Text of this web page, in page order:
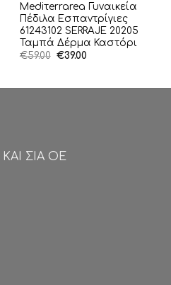
Mediτerrarea Γυναικεία
Πέδιλα Εσπαντρίγιες
61243102 SERRAJE 20205
Ταμπά Δέρμα Καστόρι
€59.00 Original
€39.00Η
ΣΙΑ ΟΕ